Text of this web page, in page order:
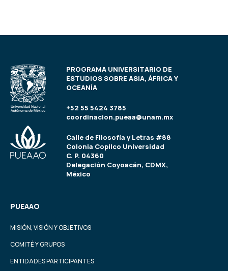
PROGRAMA UNIVERSITARIO DE
ESTUDIOS SOBRE ASIA, ÁFRICA Y
OCEANÍA
+52 55 5424 3785
coordinacion.pueaa@unam.mx
Calle de Filosofía y Letras #88
Colonia Copilco Universidad
C. P. 04360
Delegación Coyoacán, CDMX,
México
PUEAAO
MISIÓN, VISIÓN Y OBJETIVOS
COMITÉ Y GRUPOS
ENTIDADES PARTICIPANTES